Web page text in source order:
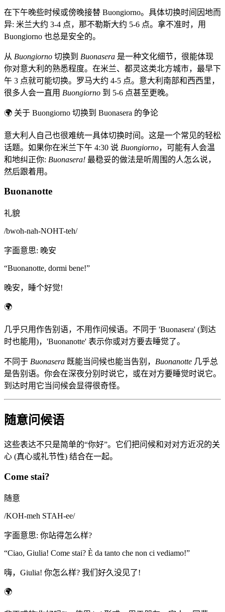
在下午晚些时候或傍晚接替 Buongiorno。具体切换时间因地而
异: 米兰大约 3-4 点，那不勒斯大约 5-6 点。拿不准时，用
Buongiorno 也总是安全的。
从 Buongiorno 切换到 Buonasera 是一种文化细节，很能体现
你对意大利的熟悉程度。在米兰、都灵这类北方城市，最早下
午 3 点就可能切换。罗马大约 4-5 点。意大利南部和西西里，
很多人会一直用 Buongiorno 到 5-6 点甚至更晚。
🌍 关于 Buongiorno 切换到 Buonasera 的争论
意大利人自己也很难统一具体切换时间。这是一个常见的轻松
话题。如果你在米兰下午 4:30 说 Buongiorno，可能有人会温
和地纠正你: Buonasera! 最稳妥的做法是听周围的人怎么说，
然后跟着用。
Buonanotte
礼貌
/bwoh-nah-NOHT-teh/
字面意思: 晚安
“Buonanotte, dormi bene!”
晚安，睡个好觉!
🌍
几乎只用作告别语，不用作问候语。不同于 'Buonasera' (到达
时也能用)，'Buonanotte' 表示你或对方要去睡觉了。
不同于 Buonasera 既能当问候也能当告别， Buonanotte 几乎总
是告别语。你会在深夜分别时说它，或在对方要睡觉时说它。
到达时用它当问候会显得很奇怪。
随意问候语
这些表达不只是简单的“你好”。它们把问候和对对方近况的关
心 (真心或礼节性) 结合在一起。
Come stai?
随意
/KOH-meh STAH-ee/
字面意思: 你站得怎么样?
“Ciao, Giulia! Come stai? È da tanto che non ci vediamo!”
嗨，Giulia! 你怎么样? 我们好久没见了!
🌍